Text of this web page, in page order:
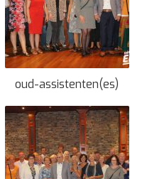
oud-assistenten(es)